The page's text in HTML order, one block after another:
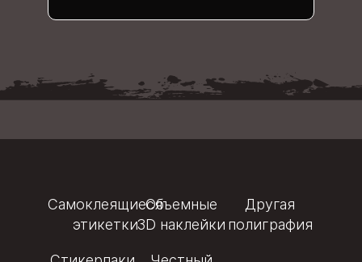
Самоклеящиеся
этикетки
Объемные
3D наклейки
Другая
полиграфия